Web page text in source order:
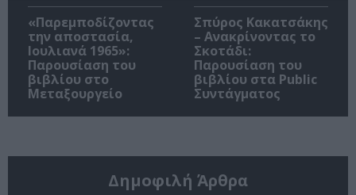
«Παρεμποδίζοντας
την αποστασία,
Ιουλιανά 1965»:
Παρουσίαση του
βιβλίου στο
Μεταξουργείο
Σπύρος Κακατσάκης
– Ανακρίνοντας το
Σκοτάδι:
Παρουσίαση του
βιβλίου στα Public
Συντάγματος
Δημοφιλή Άρθρα